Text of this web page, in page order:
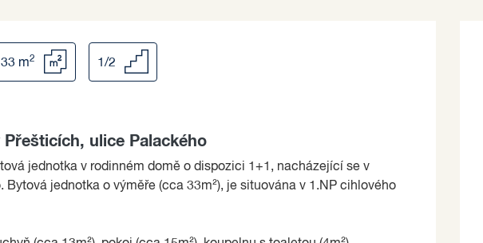
33 m2 1/2
Přešticích, ulice Palackého
jednotka v rodinném domě o dispozici 1+1, nacházející se v
Bytová jednotka o výměře (cca 33m²), je situována v 1.NP cihlového